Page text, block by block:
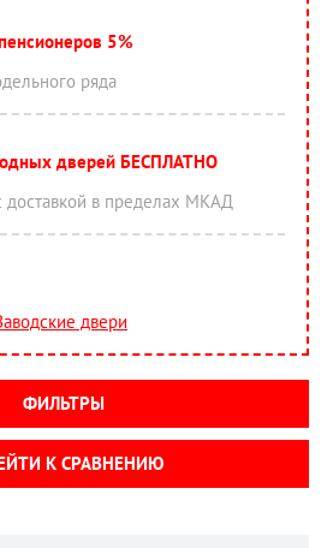
5%
ряда
дверей БЕСПЛАТНО
доставкой в пределах МКАД
двери
ФИЛЬТРЫ
К СРАВНЕНИЮ